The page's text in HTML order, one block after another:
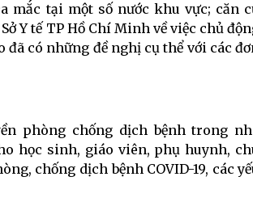
mắc tại một số nước khu vực; căn
Y tế TP Hồ Chí Minh về việc chủ
đã có những đề nghị cụ thể với các
phòng chống dịch bệnh trong
học sinh, giáo viên, phụ huynh,
chống dịch bệnh COVID-19, các